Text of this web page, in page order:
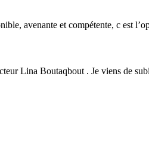
avenante et compétente, c est
Lina Boutaqbout . Je viens de